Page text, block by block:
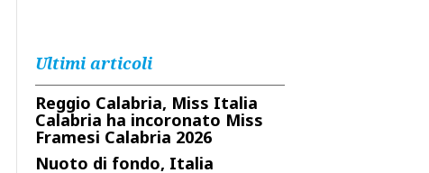
Ultimi articoli
Reggio Calabria, Miss Italia
Calabria ha incoronato Miss
Framesi Calabria 2026
Nuoto di fondo, Italia